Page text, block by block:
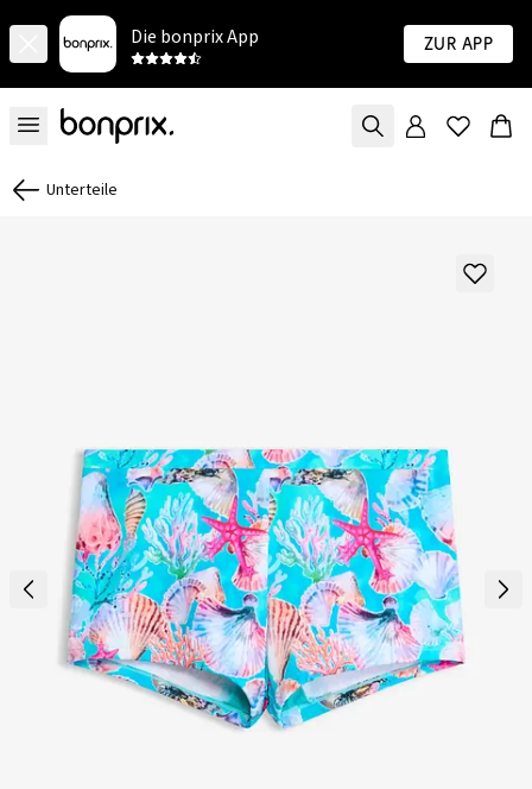
Die bonprix App Zur App
Unterteile